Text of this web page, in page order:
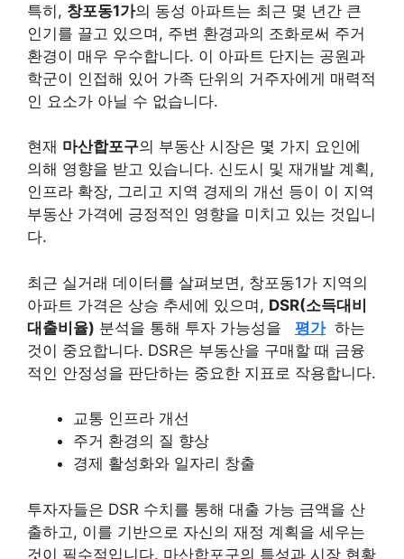
특히, 창포동1가의 동성 아파트는 최근 몇 년간 큰
인기를 끌고 있으며, 주변 환경과의 조화로써 주거
환경이 매우 우수합니다. 이 아파트 단지는 공원과
학군이 인접해 있어 가족 단위의 거주자에게 매력적
인 요소가 아닐 수 없습니다.
현재 마산합포구의 부동산 시장은 몇 가지 요인에
의해 영향을 받고 있습니다. 신도시 및 재개발 계획,
인프라 확장, 그리고 지역 경제의 개선 등이 이 지역
부동산 가격에 긍정적인 영향을 미치고 있는 것입니
다.
최근 실거래 데이터를 살펴보면, 창포동1가 지역의
아파트 가격은 상승 추세에 있으며, DSR(소득대비
대출비율) 분석을 통해 투자 가능성을 평가 하는
것이 중요합니다. DSR은 부동산을 구매할 때 금융
적인 안정성을 판단하는 중요한 지표로 작용합니다.
교통 인프라 개선
주거 환경의 질 향상
경제 활성화와 일자리 창출
투자자들은 DSR 수치를 통해 대출 가능 금액을 산
출하고, 이를 기반으로 자신의 재정 계획을 세우는
것이 필수적입니다. 마산합포구의 특성과 시장 현황